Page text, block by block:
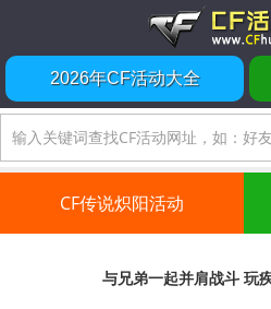
2026年CF活动大全
CF传说炽阳活动
与兄弟一起并肩战斗 玩